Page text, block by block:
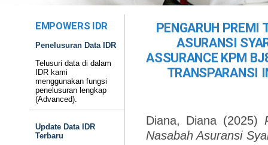
EMPOWERS IDR
Penelusuran Data IDR
Telusuri data di dalam
IDR kami
menggunakan fungsi
penelusuran lengkap
(Advanced).
Update Data IDR
Terbaru
PENGARUH PREMI
ASURANSI
ASSURANCE KPM
TRANSPARANSI
Diana, Diana (2025)
Nasabah Asuransi